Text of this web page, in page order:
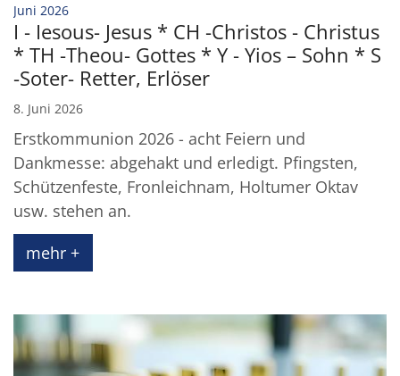
Juni 2026:
I - Iesous- Jesus * CH -Christos - Christus
* TH -Theou- Gottes * Y - Yios – Sohn * S
-Soter- Retter, Erlöser
8. Juni 2026
Erstkommunion 2026 - acht Feiern und
Dankmesse: abgehakt und erledigt. Pfingsten,
Schützenfeste, Fronleichnam, Holtumer Oktav
usw. stehen an.
mehr +